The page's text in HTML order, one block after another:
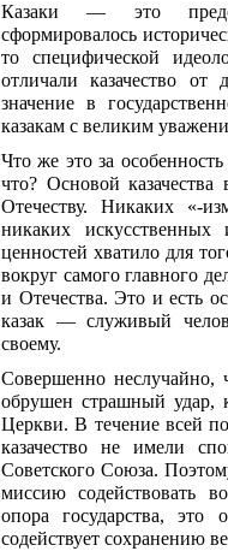
Казаки — это
сформировалось
то специфической
отличали казачество
значение в
казакам с великим
Что же это за
что? Основой
Отечеству. Никаких «-
никаких
ценностей хватило для
вокруг самого главного
и Отечества. Это и есть
казак — служивый
своему.
Совершенно неслучайно,
обрушен страшный удар,
Церкви. В течение всей
казачество не имели
Советского Союза.
миссию содействовать
опора государства, это
содействует сохранению